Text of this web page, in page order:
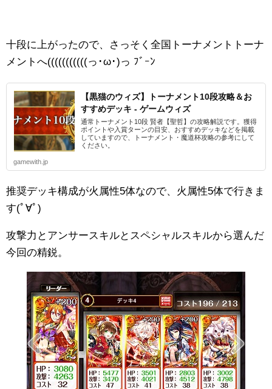
十段に上がったので、さっそく全国トーナメントトーナ
メントへ(((((((((((っ･ω･)っ ﾌﾞｰﾝ
【黒猫のウィズ】トーナメント10段攻略＆お
すすめデッキ - ゲームウィズ
通常トーナメント10段 賢者【聖哲】の攻略解説です。獲得
ポイントや入賞ターンの目安、おすすめデッキなどを掲載
していますので、トーナメント・魔道杯攻略の参考にして
ください。
gamewith.jp
推奨デッキ構成が火属性5体なので、火属性5体で行きま
す(ﾟ∀ﾟ)
攻撃力とアンサースキルとスペシャルスキルから選んだ
今回の精鋭。